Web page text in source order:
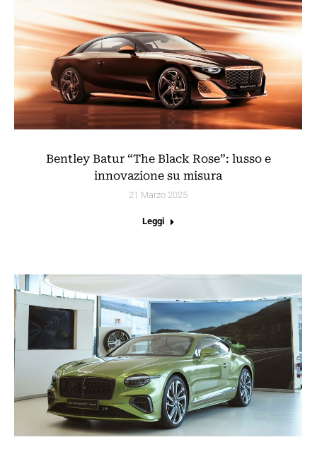
Bentley Batur “The Black Rose”: lusso e
innovazione su misura
21 Marzo 2025
Leggi